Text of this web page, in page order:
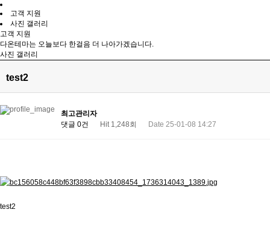
고객 지원
사진 갤러리
고객 지원
다온테마는 오늘보다 한걸음 더 나아가겠습니다.
사진 갤러리
test2
최고관리자
댓글 0건
Hit 1,248회 Date 25-01-08 14:27
test2